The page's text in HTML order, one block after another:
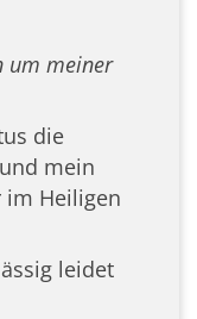
um meiner
die
mein
im Heiligen
leidet